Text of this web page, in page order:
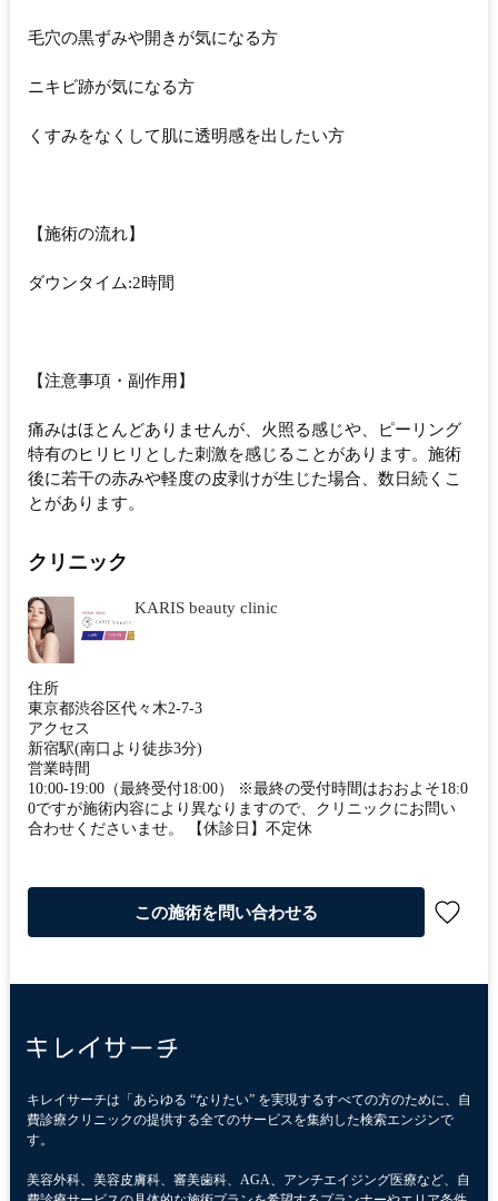
毛穴の黒ずみや開きが気になる方
ニキビ跡が気になる方
くすみをなくして肌に透明感を出したい方
【施術の流れ】
ダウンタイム:2時間
【注意事項・副作用】
痛みはほとんどありませんが、火照る感じや、ピーリング
特有のヒリヒリとした刺激を感じることがあります。施術
後に若干の赤みや軽度の皮剥けが生じた場合、数日続くこ
とがあります。
クリニック
KARIS beauty clinic
住所
東京都渋谷区代々木2-7-3
アクセス
新宿駅(南口より徒歩3分)
営業時間
10:00-19:00（最終受付18:00） ※最終の受付時間はおおよそ18:0
0ですが施術内容により異なりますので、クリニックにお問い
合わせくださいませ。 【休診日】不定休
この施術を問い合わせる
キレイサーチは「あらゆる “なりたい” を実現するすべての方のために、自
費診療クリニックの提供する全てのサービスを集約した検索エンジンで
す。
美容外科、美容皮膚科、審美歯科、AGA、アンチエイジング医療など、自